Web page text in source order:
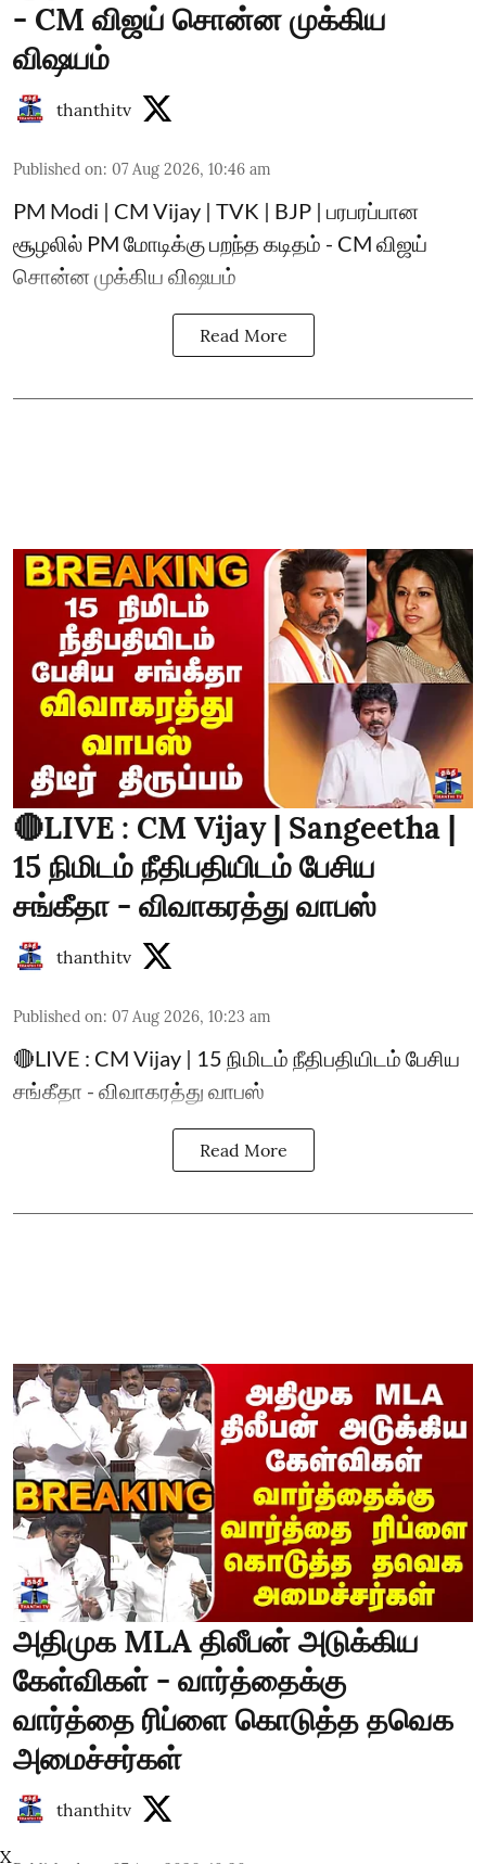
- CM விஜய் சொன்ன முக்கிய
விஷயம்
thanthitv
Published on: 07 Aug 2026, 10:46 am
PM Modi | CM Vijay | TVK | BJP | பரபரப்பான
சூழலில் PM மோடிக்கு பறந்த கடிதம் - CM விஜய்
சொன்ன முக்கிய விஷயம்
Read More
🔴LIVE : CM Vijay | Sangeetha |
15 நிமிடம் நீதிபதியிடம் பேசிய
சங்கீதா - விவாகரத்து வாபஸ்
thanthitv
Published on: 07 Aug 2026, 10:23 am
🔴LIVE : CM Vijay | 15 நிமிடம் நீதிபதியிடம் பேசிய
சங்கீதா - விவாகரத்து வாபஸ்
Read More
அதிமுக MLA திலீபன் அடுக்கிய
கேள்விகள் - வார்த்தைக்கு
வார்த்தை ரிப்ளை கொடுத்த தவெக
அமைச்சர்கள்
thanthitv
X